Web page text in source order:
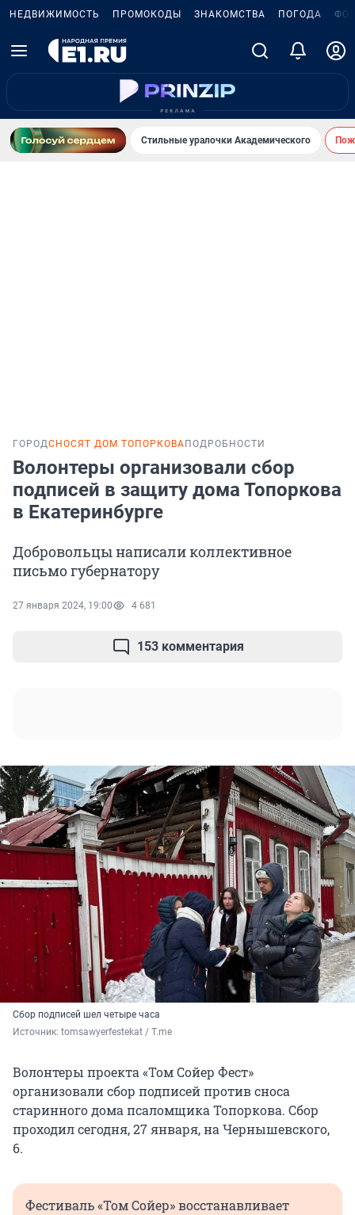
НЕДВИЖИМОСТЬ ПРОМОКОДЫ ЗНАКОМСТВА ПОГОДА
Стильные уралочки Академического
ГОРОДСНОСЯТ ДОМ ТОПОРКОВА ПОДРОБНОСТИ
Волонтеры организовали сбор
подписей в защиту дома Топоркова
в Екатеринбурге
Добровольцы написали коллективное
письмо губернатору
27 января 2024, 19:00 4 681
153 комментария
Сбор подписей шел четыре часа
Источник: tomsawyerfestekat / T.me
Волонтеры проекта «Том Сойер Фест»
организовали сбор подписей против сноса
старинного дома псаломщика Топоркова. Сбор
проходил сегодня, 27 января, на Чернышевского,
6.
Фестиваль «Том Сойер» восстанавливает